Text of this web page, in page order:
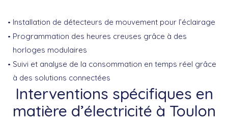
Installation de détecteurs de mouvement pour l’éclairage
Programmation des heures creuses grâce à des
horloges modulaires
Suivi et analyse de la consommation en temps réel grâce
à des solutions connectées
Interventions spécifiques en
matière d’électricité à Toulon